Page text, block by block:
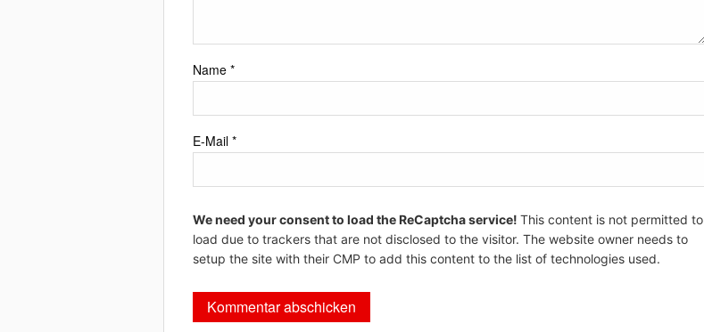
Name *
E-Mail *
We need your consent to load the ReCaptcha service! This content is not permitted to
load due to trackers that are not disclosed to the visitor. The website owner needs to
setup the site with their CMP to add this content to the list of technologies used.